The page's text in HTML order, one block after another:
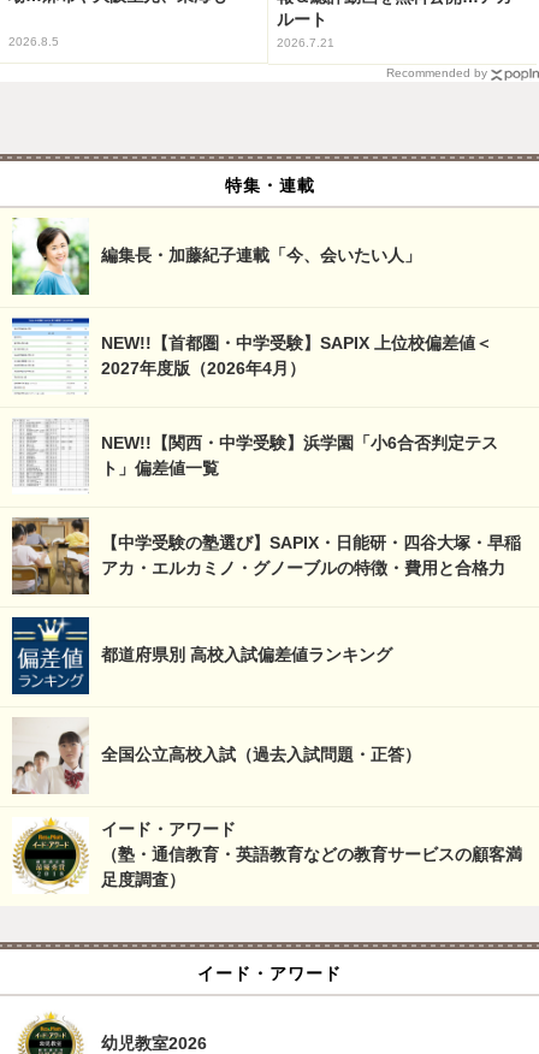
2026.8.5
ルート
2026.7.21
Recommended by
特集・連載
編集長・加藤紀子連載「今、会いたい人」
NEW!!【首都圏・中学受験】SAPIX 上位校偏差値＜
2027年度版（2026年4月）
NEW!!【関西・中学受験】浜学園「小6合否判定テス
ト」偏差値一覧
【中学受験の塾選び】SAPIX・日能研・四谷大塚・早稲
アカ・エルカミノ・グノーブルの特徴・費用と合格力
都道府県別 高校入試偏差値ランキング
全国公立高校入試（過去入試問題・正答）
イード・アワード
（塾・通信教育・英語教育などの教育サービスの顧客満
足度調査）
イード・アワード
幼児教室2026